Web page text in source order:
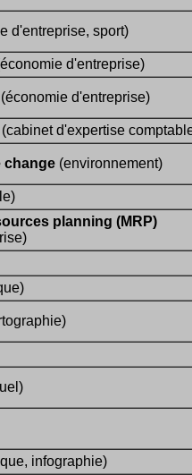
d'entreprise, sport)
d'entreprise)
(économie d'entreprise)
(cabinet d'expertise
change (environnement)
planning (MRP)
infographie)